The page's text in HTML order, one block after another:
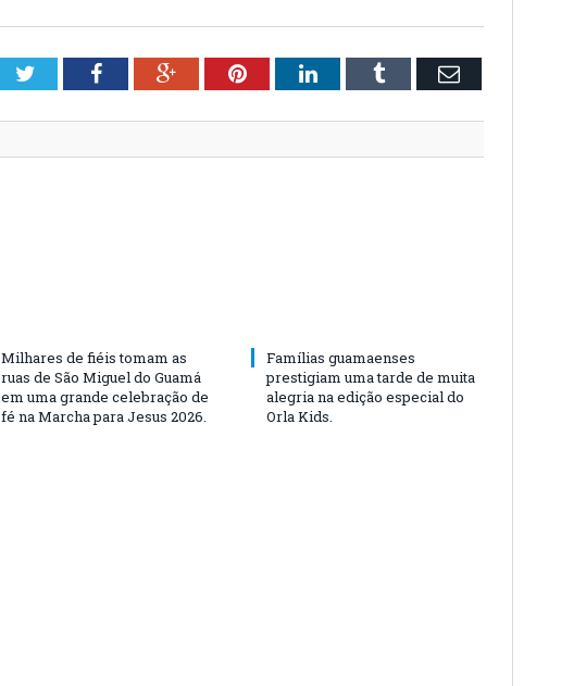
TwitterFacebookGoogle+PinterestLinkedInTumblr Email
Milhares de fiéis tomam as
ruas de São Miguel do Guamá
em uma grande celebração de
fé na Marcha para Jesus 2026.
Famílias guamaenses
prestigiam uma tarde de muita
alegria na edição especial do
Orla Kids.